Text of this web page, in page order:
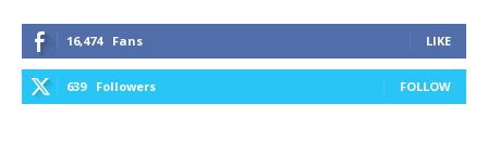
16,474 Fans LIKE
639 Followers FOLLOW